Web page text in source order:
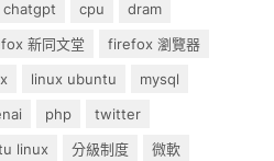
chatgpt cpu
dram
新同文堂
firefox 瀏覽器
linux ubuntu
mysql
php
twitter
linux 分級制度
微軟